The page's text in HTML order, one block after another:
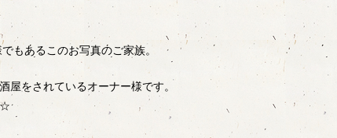
もあるこのお写真のご家族。
屋をされているオーナー様です。
☆